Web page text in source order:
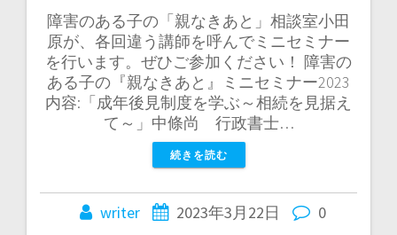
障害のある子の「親なきあと」相談室小田
原が、各回違う講師を呼んでミニセミナー
を行います。ぜひご参加ください！ 障害の
ある子の『親なきあと』ミニセミナー2023
内容:「成年後見制度を学ぶ～相続を見据え
て～」中條尚 行政書士…
続きを読む
writer 2023年3月22日 0